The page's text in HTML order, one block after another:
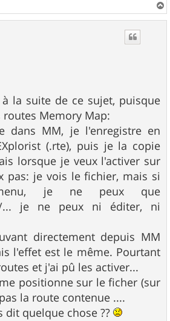
a
la suite de ce sujet, puisque
routes Memory Map:
dans MM, je l'enregistre en
(.rte), puis je la copie
lorsque je veux l'activer sur
pas: je vois le fichier, mais si
je ne peux que
... je ne peux ni éditer, ni
directement depuis MM
l'effet est le même. Pourtant
et j'ai pû les activer...
positionne sur le ficher (sur
la route contenue ....
dit quelque chose ??